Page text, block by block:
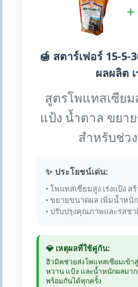
+
🍯 สตาร์เฟอร์ 15-5-
ผลผลิต
สูตรโพแทสเซียม
แป้ง น้ำตาล ขยา
สำหรับช่ว
✨ ประโยชน์เด่น:
• โพแทสเซียมสูง เร่งแป้ง ส
• ขยายขนาดผล เพิ่มน้ำหนัก
• ปรับปรุงคุณภาพและรสช
💎 เหตุผลที่ใช้คู่กัน:
ฮิวมิคช่วยส่งโพแทสเซียมเข้า
หวาน แป้ง และน้ำหนักผลมา
พร้อมกันได้ทุกครั้ง